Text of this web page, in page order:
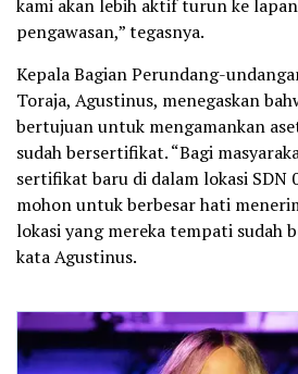
kami akan lebih aktif turun ke
pengawasan,” tegasnya.
Kepala Bagian Perundang-
Toraja, Agustinus, menegaskan
bertujuan untuk mengamankan
sudah bersertifikat. “Bagi
sertifikat baru di dalam lokasi SDN
mohon untuk berbesar hati
lokasi yang mereka tempati sudah
kata Agustinus.